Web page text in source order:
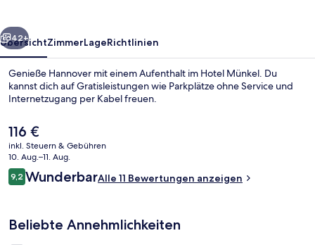
Weiter
42+
ÜbersichtZimmerLageRichtlinien
Genieße Hannover mit einem Aufenthalt im Hotel Münkel. Du
kannst dich auf Gratisleistungen wie Parkplätze ohne Service und
Internetzugang per Kabel freuen.
Der
aktuelle
Preis
beträgt
116 €.
116 €
inkl. Steuern & Gebühren
10. Aug.–11. Aug.
Bewertungen
9,29,2 von 10.
WunderbarAlle 11 Bewertungen anzeigen
Beliebte Annehmlichkeiten